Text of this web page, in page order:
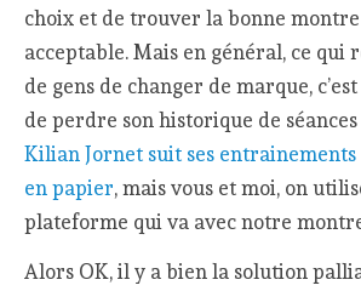
choix et de trouver la bonne montre
acceptable. Mais en général, ce qui
de gens de changer de marque,
de perdre son historique de
Kilian Jornet suit ses entrainements
en papier, mais vous et moi, on
plateforme qui va avec notre
Alors OK, il y a bien la solution